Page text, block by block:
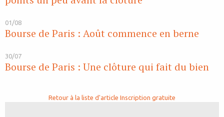
01/08
Bourse de Paris : Août commence en berne
30/07
Bourse de Paris : Une clôture qui fait du bien
Retour à la liste d'article Inscription gratuite